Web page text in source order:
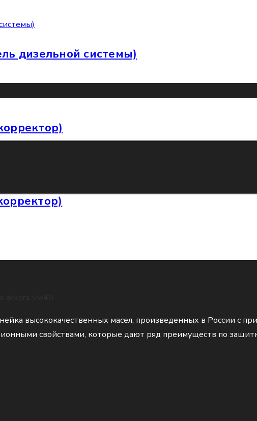
дизельной системы)
высококачественных масел, произведенных в России с
свойствами, которые дают ряд преимуществ по